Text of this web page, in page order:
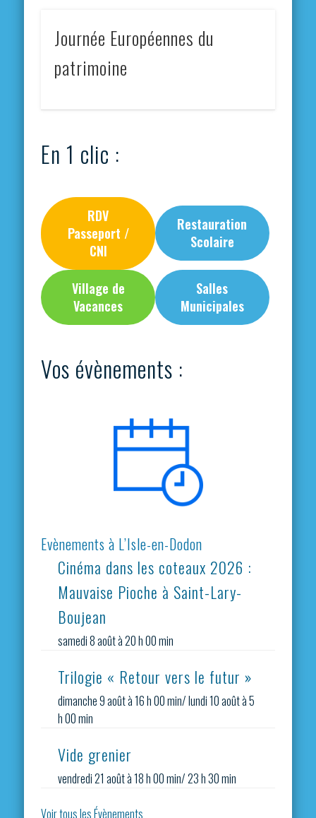
Journée Européennes du
patrimoine
En 1 clic :
RDV
Passeport /
CNI
Restauration
Scolaire
Village de
Vacances
Salles
Municipales
Vos évènements :
Evènements à L’Isle-en-Dodon
Cinéma dans les coteaux 2026 :
Mauvaise Pioche à Saint-Lary-
Boujean
samedi 8 août à 20 h 00 min
Trilogie « Retour vers le futur »
dimanche 9 août à 16 h 00 min/lundi 10 août à 5
h 00 min
Vide grenier
vendredi 21 août à 18 h 00 min/23 h 30 min
Voir tous les Évènements